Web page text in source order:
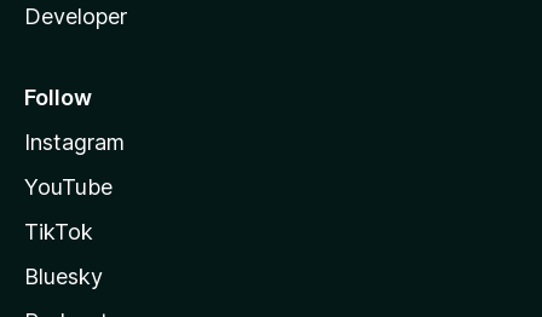
Developer
Follow
Instagram
YouTube
TikTok
Bluesky